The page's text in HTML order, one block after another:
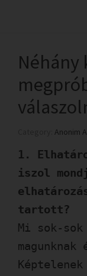
Néhány
Anonim
1.
iszol
tartott?
Mi sok-